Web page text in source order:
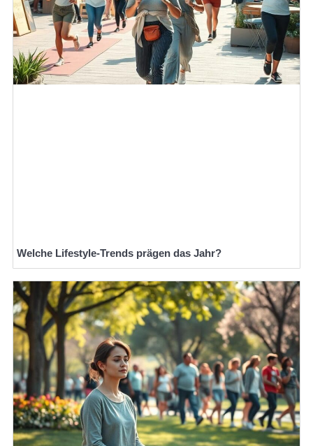
Welche Lifestyle-Trends prägen das Jahr?